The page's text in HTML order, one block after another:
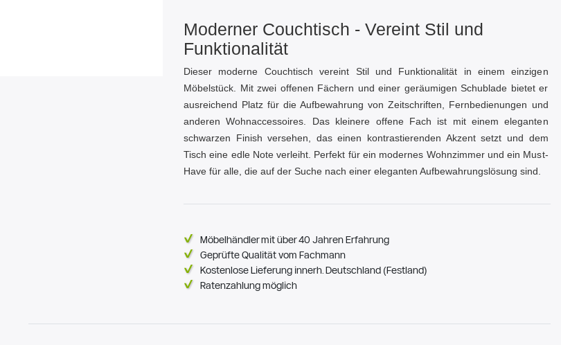
Moderner Couchtisch - Vereint Stil und
Funktionalität
Dieser moderne Couchtisch vereint Stil und Funktionalität in einem einzigen
Möbelstück. Mit zwei offenen Fächern und einer geräumigen Schublade bietet er
ausreichend Platz für die Aufbewahrung von Zeitschriften, Fernbedienungen und
anderen Wohnaccessoires. Das kleinere offene Fach ist mit einem eleganten
schwarzen Finish versehen, das einen kontrastierenden Akzent setzt und dem
Tisch eine edle Note verleiht. Perfekt für ein modernes Wohnzimmer und ein Must-
Have für alle, die auf der Suche nach einer eleganten Aufbewahrungslösung sind.
Möbelhändler mit über 40 Jahren Erfahrung
Geprüfte Qualität vom Fachmann
Kostenlose Lieferung innerh. Deutschland (Festland)
Ratenzahlung möglich